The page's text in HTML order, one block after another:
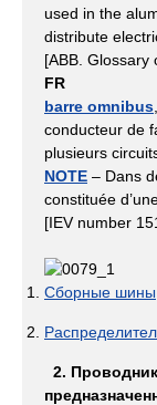
used in the
distribute
[ABB. Glossary
FR
barre omnibus
conducteur de
plusieurs
NOTE – Dans
constituée
[IEV number
Сборные шины
2.